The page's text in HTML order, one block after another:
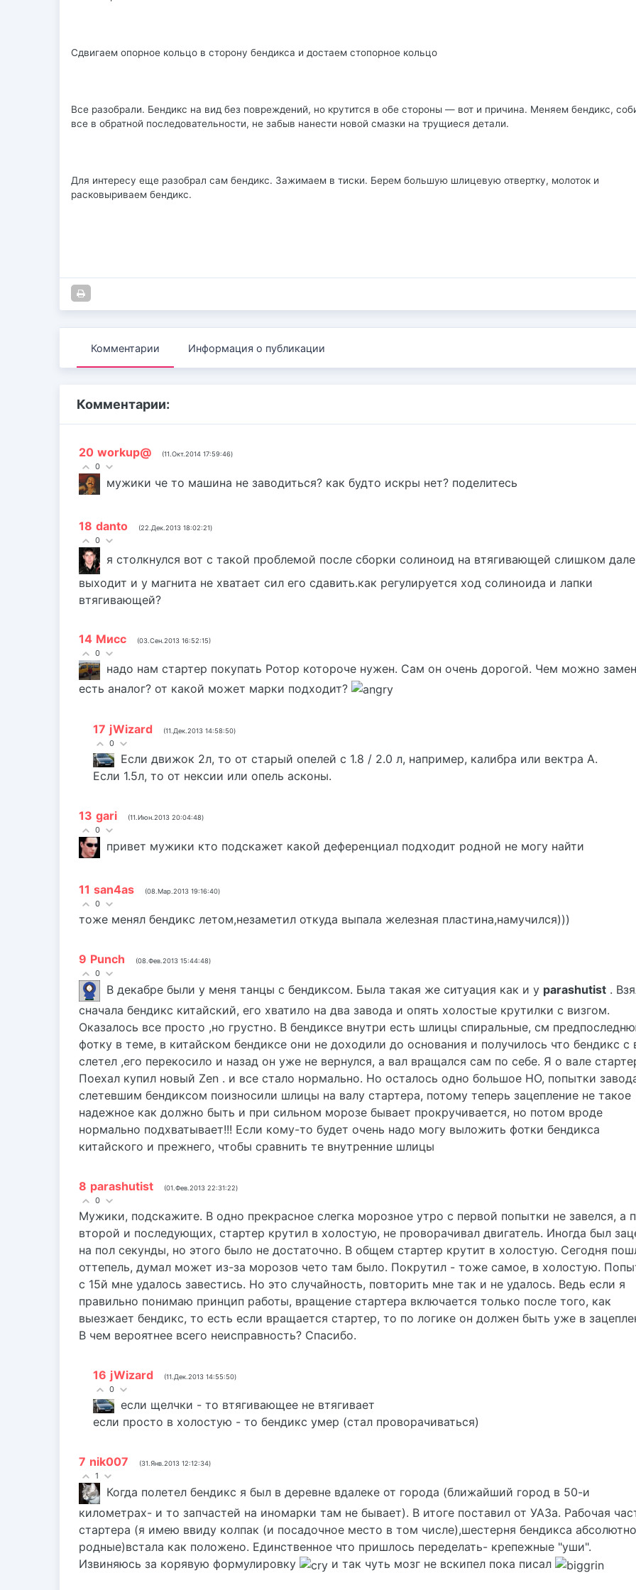
Сдвигаем опорное кольцо в сторону бендикса и достаем стопорное кольцо
Все разобрали. Бендикс на вид без повреждений, но крутится в обе стороны — вот и причина. Меняем бендикс,
все в обратной последовательности, не забыв нанести новой смазки на трущиеся детали.
Для интересу еще разобрал сам бендикс. Зажимаем в тиски. Берем большую шлицевую отвертку, молоток и
расковыриваем бендикс.
Комментарии Информация о публикации
Комментарии:
20 workup@ (11.Окт.2014 17:59:46)
0
мужики че то машина не заводиться? как будто искры нет? поделитесь
18 danto (22.Дек.2013 18:02:21)
0
я столкнулся вот с такой проблемой после сборки солиноид на втягивающей слишком
выходит и у магнита не хватает сил его сдавить.как регулируется ход солиноида и лапки
втягивающей?
14 Мисс (03.Сен.2013 16:52:15)
0
надо нам стартер покупать Ротор котороче нужен. Сам он очень дорогой. Чем можно
есть аналог? от какой может марки подходит?
17 jWizard (11.Дек.2013 14:58:50)
0
Если движок 2л, то от старый опелей с 1.8 / 2.0 л, например, калибра или вектра А.
Если 1.5л, то от нексии или опель асконы.
13 gari (11.Июн.2013 20:04:48)
0
привет мужики кто подскажет какой деференциал подходит родной не могу найти
11 san4as (08.Мар.2013 19:16:40)
0
тоже менял бендикс летом,незаметил откуда выпала железная пластина,намучился)))
9 Punch (08.Фев.2013 15:44:48)
0
В декабре были у меня танцы с бендиксом. Была такая же ситуация как и у parashutist .
сначала бендикс китайский, его хватило на два завода и опять холостые крутилки с визгом.
Оказалось все просто ,но грустно. В бендиксе внутри есть шлицы спиральные, см
фотку в теме, в китайском бендиксе они не доходили до основания и получилось что бендикс с
слетел ,его перекосило и назад он уже не вернулся, а вал вращался сам по себе. Я о вале
Поехал купил новый Zen . и все стало нормально. Но осталось одно большое НО, попытки
слетевшим бендиксом поизносили шлицы на валу стартера, потому теперь зацепление не такое
надежное как должно быть и при сильном морозе бывает прокручивается, но потом вроде
нормально подхватывает!!! Если кому-то будет очень надо могу выложить фотки бендикса
китайского и прежнего, чтобы сравнить те внутренние шлицы
8 parashutist (01.Фев.2013 22:31:22)
0
Мужики, подскажите. В одно прекрасное слегка морозное утро с первой попытки не завелся, а
второй и последующих, стартер крутил в холостую, не проворачивал двигатель. Иногда был
на пол секунды, но этого было не достаточно. В общем стартер крутит в холостую. Сегодня
оттепель, думал может из-за морозов чето там было. Покрутил - тоже самое, в холостую.
с 15й мне удалось завестись. Но это случайность, повторить мне так и не удалось. Ведь если я
правильно понимаю принцип работы, вращение стартера включается только после того, как
выезжает бендикс, то есть если вращается стартер, то по логике он должен быть уже в
В чем вероятнее всего неисправность? Спасибо.
16 jWizard (11.Дек.2013 14:55:50)
0
если щелчки - то втягивающее не втягивает
если просто в холостую - то бендикс умер (стал проворачиваться)
7 nik007 (31.Янв.2013 12:12:34)
1
Когда полетел бендикс я был в деревне вдалеке от города (ближайший город в 50-и
километрах- и то запчастей на иномарки там не бывает). В итоге поставил от УАЗа. Рабочая
стартера (я имею ввиду колпак (и посадочное место в том числе),шестерня бендикса
родные)встала как положено. Единственное что пришлось переделать- крепежные "уши".
Извиняюсь за корявую формулировку
и так чуть мозг не вскипел пока писал